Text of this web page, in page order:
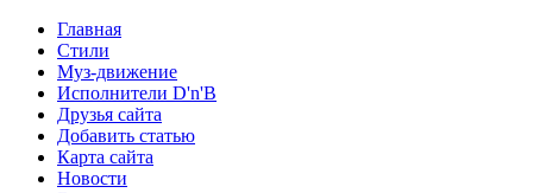
Главная
Стили
Муз-движение
Исполнители D'n'B
Друзья сайта
Добавить статью
Карта сайта
Новости